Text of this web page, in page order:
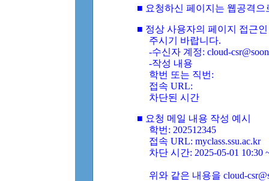
■ 요청하신 페이지는 웹공격
■ 정상 사용자의 페이지 접근
주시기 바랍니다.
-수신자 계정: cloud-
-작성 내용
학번 또는 직번:
접속 URL:
차단된 시간
■ 요청 메일 내용 작성 예시
학번: 202512345
접속 URL: myclass.ssu.ac.kr
차단 시간: 2025-05-01 10:30
위와 같은 내용을 cloud-